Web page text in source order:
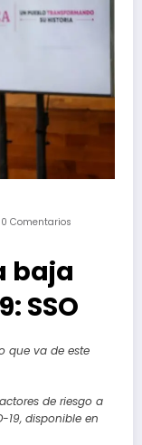
0 Comentarios
baja
SSO
que va de este
de riesgo a
19, disponible en